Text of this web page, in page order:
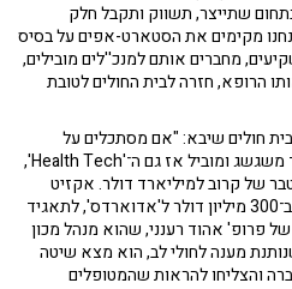
שתייצר, תשווק ותקבל חלק
מקימים את הסטארט-אפים על בסיס
מחברים אותם למנכ''לים מובילים,
הרופא, חזרה לבית החולים לטובת
חולים שיבא: "אם מסתכלים על
מכשור רפואי בארץ, זה תחום מאוד משגשג ומוביל אז גם ה־'Health Tech',
של קרוב למיליארד דולר. אקזיט
אחד של חברת 'אינוולבד' שנמכרה ב־300 מיליון דולר ל'אדוארדס', לתאגיד
פרופ' אהוד רענני, שהוא מנהל מכון
מענה לחולי לב, הוא מצא שיטה
והצליחו להראות שהמטופלים